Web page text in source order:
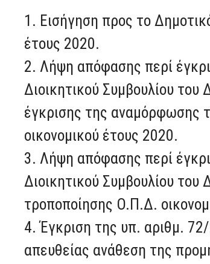
1. Εισήγηση προς το
έτους 2020.
2. Λήψη απόφασης περί
Διοικητικού Συμβουλίου του
έγκρισης της αναμόρφωσης
οικονομικού έτους 2020.
3. Λήψη απόφασης περί
Διοικητικού Συμβουλίου του
τροποποίησης Ο.Π.Δ.
4. Έγκριση της υπ. αριθμ.
απευθείας ανάθεση της